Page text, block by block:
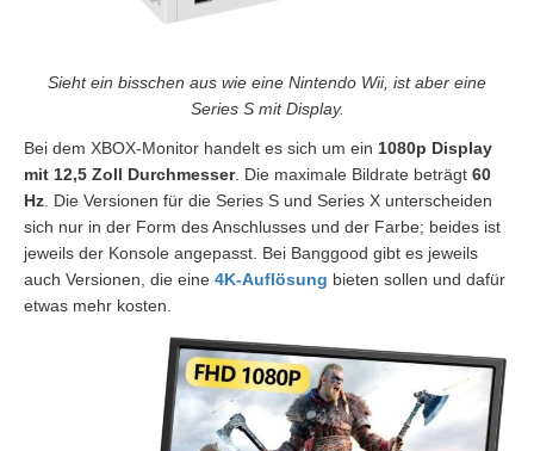
Sieht ein bisschen aus wie eine Nintendo Wii, ist aber eine
Series S mit Display.
Bei dem XBOX-Monitor handelt es sich um ein 1080p Display
mit 12,5 Zoll Durchmesser. Die maximale Bildrate beträgt 60
Hz. Die Versionen für die Series S und Series X unterscheiden
sich nur in der Form des Anschlusses und der Farbe; beides ist
jeweils der Konsole angepasst. Bei Banggood gibt es jeweils
auch Versionen, die eine 4K-Auflösung bieten sollen und dafür
etwas mehr kosten.